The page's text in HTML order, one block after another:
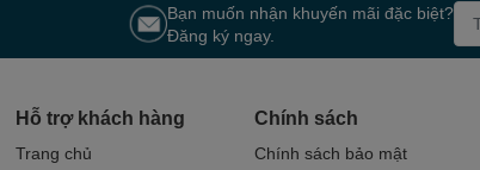
Bạn muốn nhận khuyến mãi đặc biệt?
Đăng ký ngay.
Hỗ trợ khách hàng
Trang chủ
Chính sách
Chính sách bảo mật